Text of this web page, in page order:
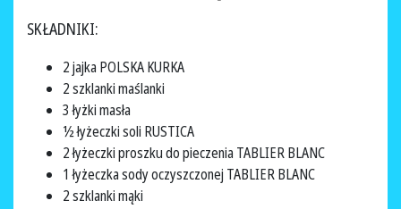
SKŁADNIKI:
2 jajka POLSKA KURKA
2 szklanki maślanki
3 łyżki masła
½ łyżeczki soli RUSTICA
2 łyżeczki proszku do pieczenia TABLIER BLANC
1 łyżeczka sody oczyszczonej TABLIER BLANC
2 szklanki mąki